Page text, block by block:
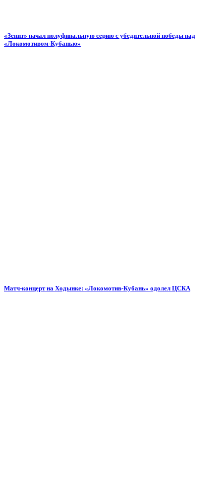
«Зенит» начал полуфинальную серию с убедительной победы над
«Локомотивом-Кубанью»
Матч-концерт на Ходынке: «Локомотив-Кубань» одолел ЦСКА